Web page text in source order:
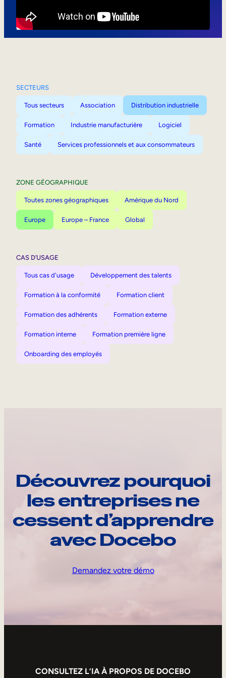
SECTEURS
Tous secteurs Association Distribution industrielle
Formation Industrie manufacturière Logiciel
Santé Services professionnels et aux consommateurs
ZONE GÉOGRAPHIQUE
Toutes zones géographiques Amérique du Nord
Europe Europe – France Global
CAS D’USAGE
Tous cas d'usage Développement des talents
Formation à la conformité Formation client
Formation des adhérents Formation externe
Formation interne Formation première ligne
Onboarding des employés
Découvrez pourquoi
les entreprises ne
cessent d’apprendre
avec Docebo
Demandez votre démo
CONSULTEZ L’IA À PROPOS DE DOCEBO